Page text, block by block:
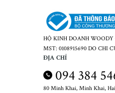
HỘ KINH DOANH WOODY
MST: 0108915690 DO CHI
ĐỊA CHỈ
094 384
80 Minh Khai, Minh Khai,